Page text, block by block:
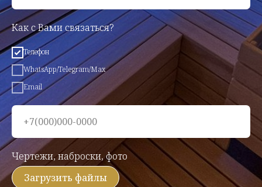
Как с Вами связаться?
Телефон
WhatsApp/Telegram/Max
Email
+7(000)000-0000
Чертежи, наброски, фото
Загрузить файлы